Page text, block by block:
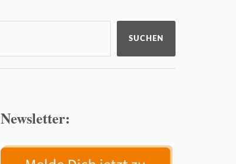
SUCHEN
Newsletter: